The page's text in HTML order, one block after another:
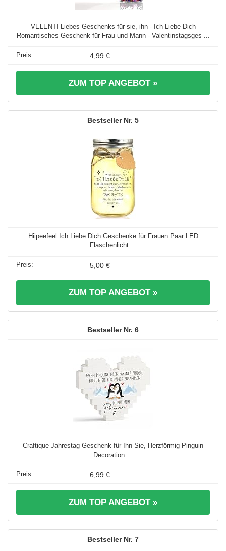
VELENTI Liebes Geschenks für sie, ihn - Ich Liebe Dich
Romantisches Geschenk für Frau und Mann - Valentinstagsges ...
4,99 €
ZUM TOP ANGEBOT »
5
Hiipeefeel Ich Liebe Dich Geschenke für Frauen Paar LED
Flaschenlicht ...
5,00 €
ZUM TOP ANGEBOT »
6
Craftique Jahrestag Geschenk für Ihn Sie, Herzförmig Pinguin
Decoration ...
6,99 €
ZUM TOP ANGEBOT »
7